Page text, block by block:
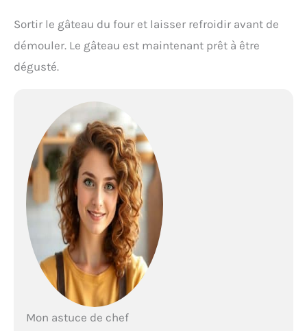
Sortir le gâteau du four et laisser refroidir avant de
démouler. Le gâteau est maintenant prêt à être
dégusté.
Mon astuce de chef